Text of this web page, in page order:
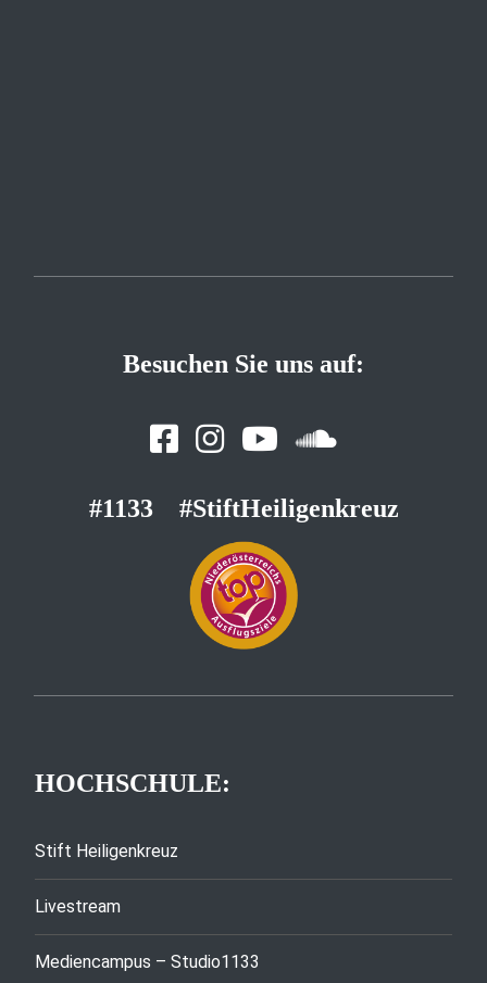
Besuchen Sie uns auf:
#1133 #StiftHeiligenkreuz
HOCHSCHULE:
Stift Heiligenkreuz
Livestream
Mediencampus – Studio1133